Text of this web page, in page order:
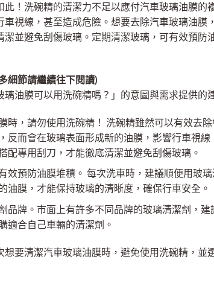
！洗碗精的清潔力不足以應付汽車玻璃油膜的
視線，甚至造成危險。想要去除汽車玻璃油膜
潔並避免刮傷玻璃。定期清潔玻璃，可有效預防
細節請繼續往下閱讀)
油膜可以用洗碗精嗎？」的意圖與需求提供的
時，請勿使用洗碗精！ 洗碗精雖然可以有效去
反而會在玻璃表面形成新的油膜，影響行車視
配專用刮刀，才能徹底清潔並避免刮傷玻璃。
效預防油膜堆積。 每次洗車時，建議順便用玻璃
油膜，才能保持玻璃的清晰度，確保行車安全。
品牌。市面上有許多不同品牌的玻璃清潔劑，建
適合自己車輛的清潔劑。
要清潔汽車玻璃油膜時，避免使用洗碗精，並